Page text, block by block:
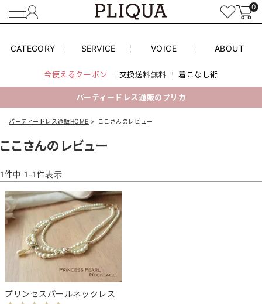
0
CATEGORY SERVICE VOICE ABOUT
今使えるクーポン 交換送料無料 着こなし術
パーティードレス通販のプリカ
パーティードレス通販HOME ここさんのレビュー
ここさんのレビュー
1件中 1 -1件表示
プリンセスパールネックレス